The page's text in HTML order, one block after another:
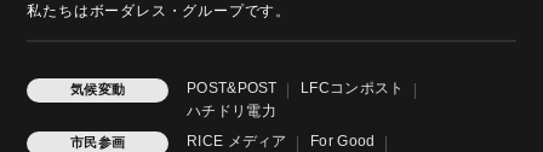
私たちはボーダレス・グループです。
気候変動 POST&POST
LFCコンポスト
ハチドリ電力
市民参画 RICE メディア
For Good